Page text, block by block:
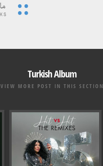
Turkish Album
VIEW MORE POST IN THIS SECTION